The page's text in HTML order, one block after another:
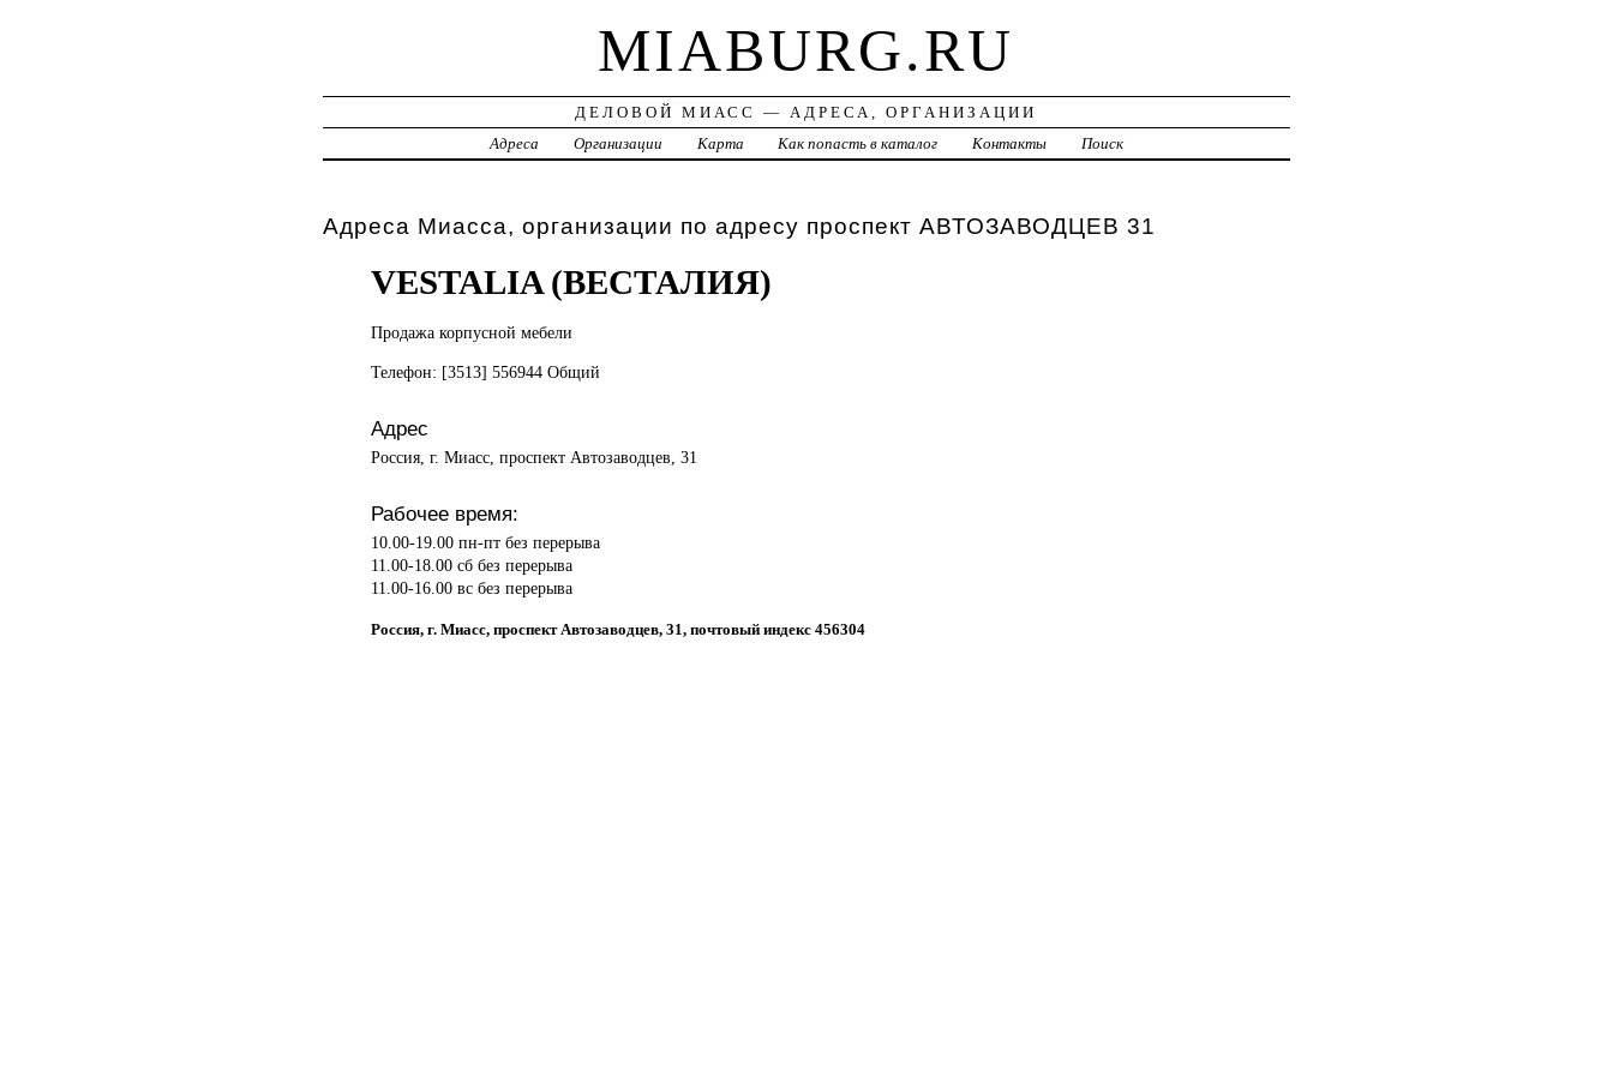
MIABURG.RU
ДЕЛОВОЙ МИАСС — АДРЕСА, ОРГАНИЗАЦИИ
Адреса
Организации Карта Как попасть в каталог Контакты Поиск
Адреса Миасса, организации по адресу проспект АВТОЗАВОДЦЕВ 31
VESTALIA (ВЕСТАЛИЯ)
Продажа корпусной мебели
Телефон: [3513] 556944 Общий
Адрес
Россия, г. Миасс, проспект Автозаводцев, 31
Рабочее время:
10.00-19.00 пн-пт без перерыва
11.00-18.00 сб без перерыва
11.00-16.00 вс без перерыва
Россия, г. Миасс, проспект Автозаводцев, 31, почтовый индекс 456304